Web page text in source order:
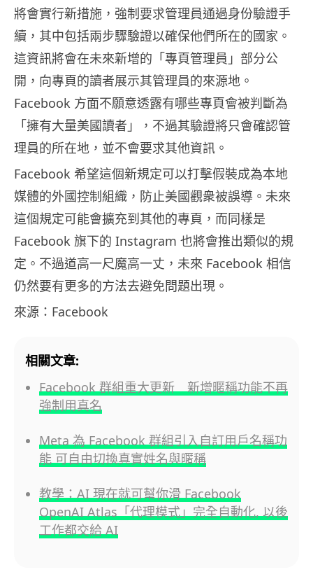
將會實行新措施，強制要求管理員通過身份驗證手
續，其中包括兩步驟驗證以確保他們所在的國家。
這資訊將會在未來新增的「專頁管理員」部分公
開，向專頁的讀者展示其管理員的來源地。
Facebook 方面不願意透露有哪些專頁會被判斷為
「擁有大量美國讀者」，不過其驗證將只會確認管
理員的所在地，並不會要求其他資訊。
Facebook 希望這個新規定可以打擊假裝成為本地
媒體的外國控制組織，防止美國觀衆被誤導。未來
這個規定可能會擴充到其他的專頁，而同樣是
Facebook 旗下的 Instagram 也將會推出類似的規
定。不過道高一尺魔高一丈，未來 Facebook 相信
仍然要有更多的方法去避免問題出現。
來源：Facebook
相關文章:
Facebook 群組重大更新 新增暱稱功能不再
強制用真名
Meta 為 Facebook 群組引入自訂用戶名稱功
能 可自由切換真實姓名與暱稱
教學：AI 現在就可幫你滑 Facebook
OpenAI Atlas「代理模式」完全自動化, 以後
工作都交給 AI